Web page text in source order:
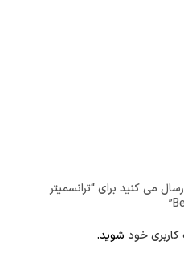
می کنید برای “ترانسمیتر
خود شوید.